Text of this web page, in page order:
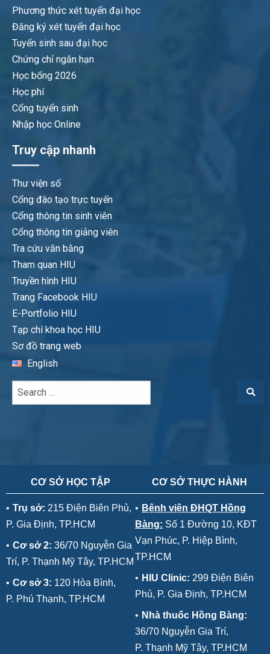
Phương thức xét tuyển đại học
Đăng ký xét tuyển đại học
Tuyển sinh sau đại học
Chứng chỉ ngắn hạn
Học bổng 2026
Học phí
Cổng tuyển sinh
Nhập học Online
Truy cập nhanh
Thư viện số
Cổng đào tạo trực tuyến
Cổng thông tin sinh viên
Cổng thông tin giảng viên
Tra cứu văn bằng
Tham quan HIU
Truyền hình HIU
Trang Facebook HIU
E-Portfolio HIU
Tạp chí khoa học HIU
Sơ đồ trang web
English
CƠ SỞ HỌC TẬP
• Trụ sở: 215 Điện Biên Phủ,
P. Gia Định, TP.HCM
• Cơ sở 2: 36/70 Nguyễn Gia
Trí, P. Thạnh Mỹ Tây, TP.HCM
• Cơ sở 3: 120 Hòa Bình,
P. Phú Thạnh, TP.HCM
CƠ SỞ THỰC HÀNH
• Bệnh viện ĐHQT Hồng
Bàng: Số 1 Đường 10, KĐT
Vạn Phúc, P. Hiệp Bình,
TP.HCM
• HIU Clinic: 299 Điện Biên
Phủ, P. Gia Định, TP.HCM
• Nhà thuốc Hồng Bàng:
36/70 Nguyễn Gia Trí,
P. Thạnh Mỹ Tây, TP.HCM